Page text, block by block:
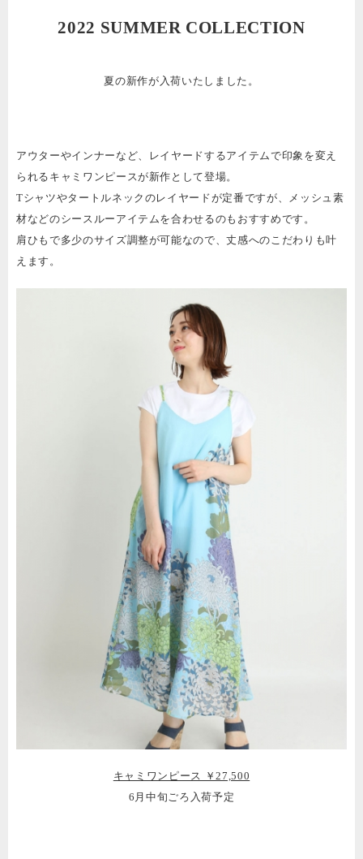
2022 SUMMER COLLECTION
夏の新作が入荷いたしました。
アウターやインナーなど、レイヤードするアイテムで印象を変え
られるキャミワンピースが新作として登場。
Tシャツやタートルネックのレイヤードが定番ですが、メッシュ素
材などのシースルーアイテムを合わせるのもおすすめです。
肩ひもで多少のサイズ調整が可能なので、丈感へのこだわりも叶
えます。
キャミワンピース ￥27,500
6月中旬ごろ入荷予定